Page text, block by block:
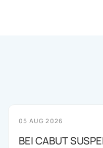
05 AUG 2026
BEI CABUT